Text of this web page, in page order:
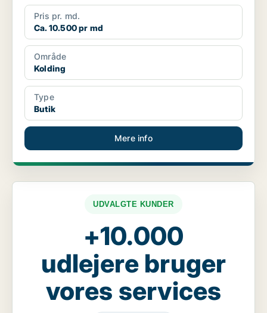
Pris pr. md.
Ca. 10.500 pr md
Område
Kolding
Type
Butik
Mere info
UDVALGTE KUNDER
+10.000
udlejere bruger
vores services